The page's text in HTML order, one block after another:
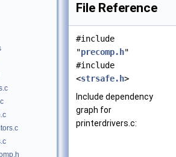
File Reference
#include
"precomp.h"
#include
<strsafe.h>
Include dependency
graph for
printerdrivers.c: